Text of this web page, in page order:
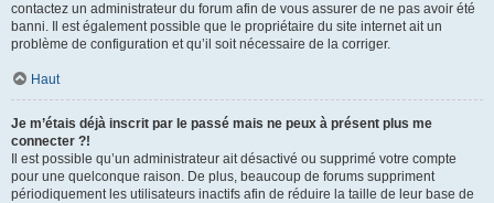
contactez un administrateur du forum afin de vous assurer de ne pas avoir été
banni. Il est également possible que le propriétaire du site internet ait un
problème de configuration et qu’il soit nécessaire de la corriger.
Haut
Je m’étais déjà inscrit par le passé mais ne peux à présent plus me
connecter ?!
Il est possible qu’un administrateur ait désactivé ou supprimé votre compte
pour une quelconque raison. De plus, beaucoup de forums suppriment
périodiquement les utilisateurs inactifs afin de réduire la taille de leur base de